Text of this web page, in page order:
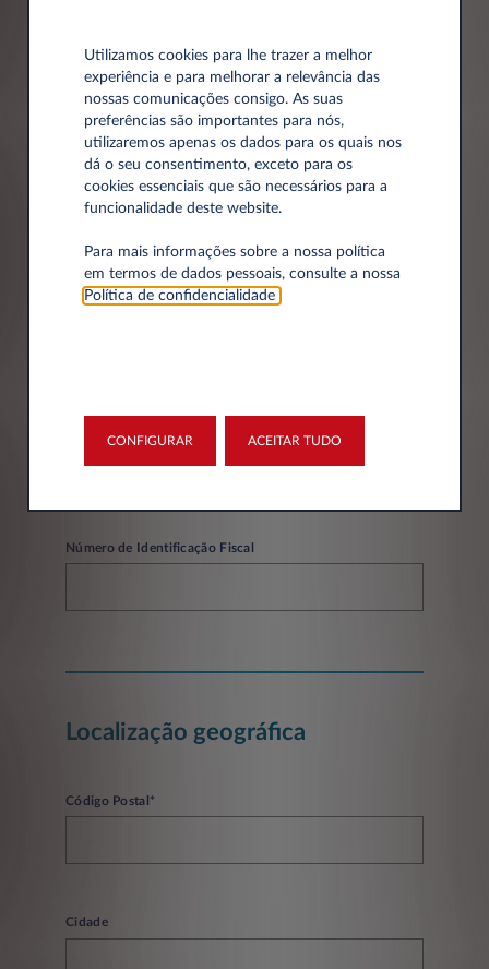
Email*
Telefone*
Número de Identificação Fiscal
Localização geográfica
Código Postal*
Cidade
Utilizamos cookies para lhe trazer a melhor
experiência e para melhorar a relevância das
nossas comunicações consigo. As suas
preferências são importantes para nós,
utilizaremos apenas os dados para os quais nos
dá o seu consentimento, exceto para os
cookies essenciais que são necessários para a
funcionalidade deste website.
Para mais informações sobre a nossa política
em termos de dados pessoais, consulte a nossa
Política de confidencialidade
CONFIGURAR ACEITAR TUDO